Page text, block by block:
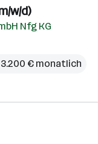
w/d)
Nfg KG
3.200 € monatlich